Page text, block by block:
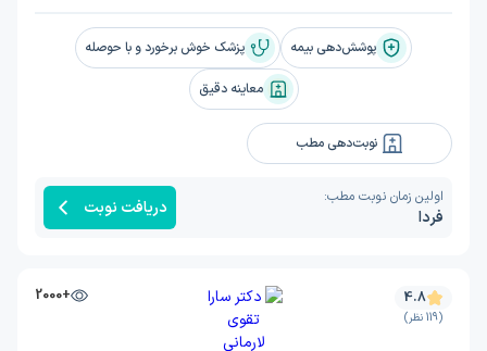
پوشش‌دهی بیمه پزشک خوش برخورد و با حوصله
معاینه دقیق
نوبت‌دهی مطب
اولین زمان نوبت مطب:
فردا دریافت نوبت
+2000 4.8
(119 نظر)